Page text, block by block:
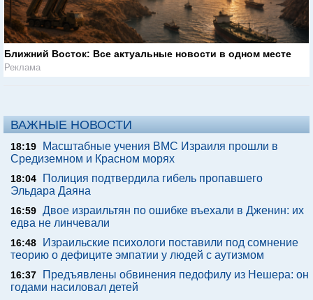
Ближний Восток: Все актуальные новости в одном месте
Реклама
ВАЖНЫЕ НОВОСТИ
18:19
Масштабные учения ВМС Израиля прошли в
Средиземном и Красном морях
18:04
Полиция подтвердила гибель пропавшего
Эльдара Даяна
16:59 Двое израильтян по ошибке въехали в Дженин: их
едва не линчевали
16:48
Израильские психологи поставили под сомнение
теорию о дефиците эмпатии у людей с аутизмом
16:37
Предъявлены обвинения педофилу из Нешера: он
годами насиловал детей